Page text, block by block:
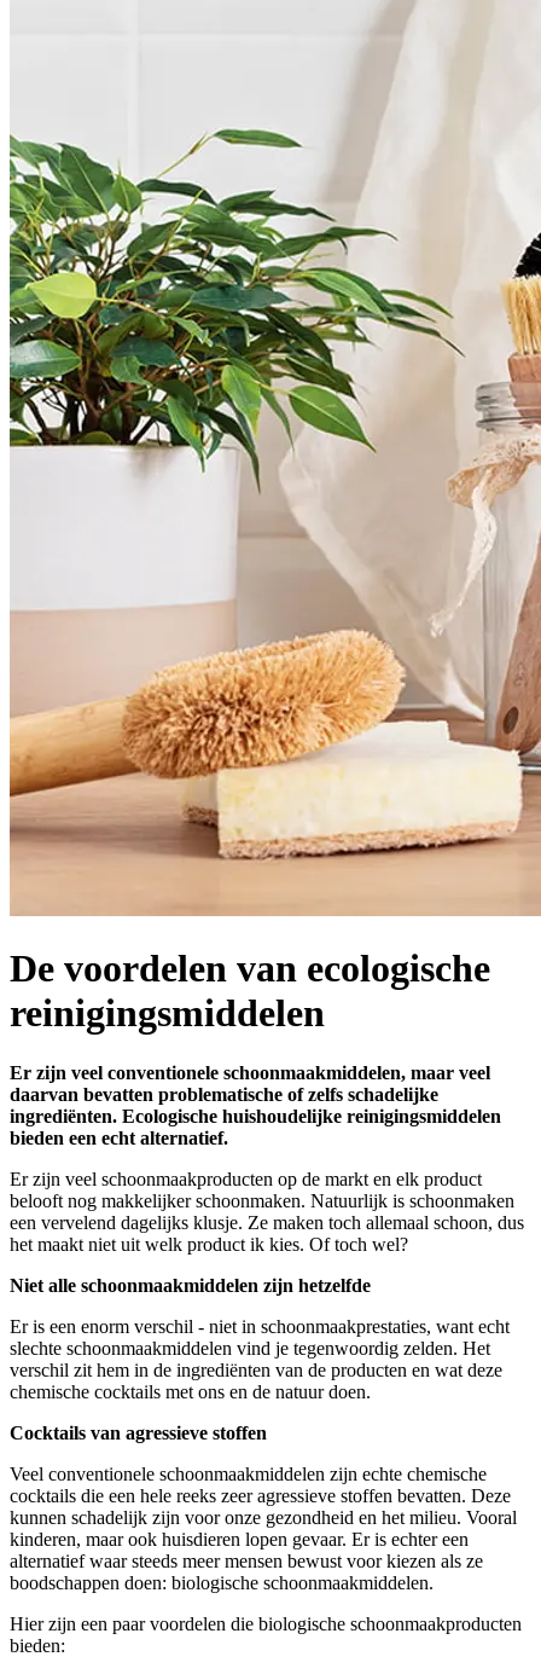
De voordelen van ecologische
reinigingsmiddelen
Er zijn veel conventionele schoonmaakmiddelen, maar veel
daarvan bevatten problematische of zelfs schadelijke
ingrediënten. Ecologische huishoudelijke reinigingsmiddelen
bieden een echt alternatief.
Er zijn veel schoonmaakproducten op de markt en elk product
belooft nog makkelijker schoonmaken. Natuurlijk is schoonmaken
een vervelend dagelijks klusje. Ze maken toch allemaal schoon, dus
het maakt niet uit welk product ik kies. Of toch wel?
Niet alle schoonmaakmiddelen zijn hetzelfde
Er is een enorm verschil - niet in schoonmaakprestaties, want echt
slechte schoonmaakmiddelen vind je tegenwoordig zelden. Het
verschil zit hem in de ingrediënten van de producten en wat deze
chemische cocktails met ons en de natuur doen.
Cocktails van agressieve stoffen
Veel conventionele schoonmaakmiddelen zijn echte chemische
cocktails die een hele reeks zeer agressieve stoffen bevatten. Deze
kunnen schadelijk zijn voor onze gezondheid en het milieu. Vooral
kinderen, maar ook huisdieren lopen gevaar. Er is echter een
alternatief waar steeds meer mensen bewust voor kiezen als ze
boodschappen doen: biologische schoonmaakmiddelen.
Hier zijn een paar voordelen die biologische schoonmaakproducten
bieden: